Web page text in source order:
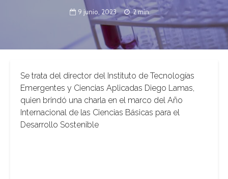
9 junio, 2023 2 min.
Se trata del director del Instituto de Tecnologías
Emergentes y Ciencias Aplicadas Diego Lamas,
quien brindó una charla en el marco del Año
Internacional de las Ciencias Básicas para el
Desarrollo Sostenible